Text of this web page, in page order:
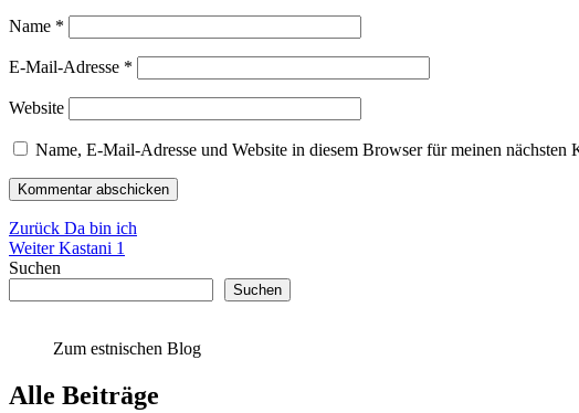
Name *
E-Mail-Adresse *
Website
Name, E-Mail-Adresse und Website in diesem Browser für meinen nächsten
Beitragsnavigation
Zurück Vorheriger
Beitrag:
Da bin ich
Weiter Nächster
Beitrag:
Kastani 1
Suchen
Suchen
Zum estnischen Blog
Alle Beiträge